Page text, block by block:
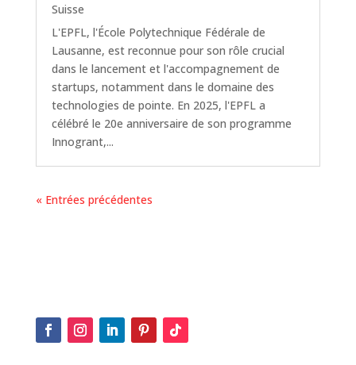
Suisse
L'EPFL, l'École Polytechnique Fédérale de
Lausanne, est reconnue pour son rôle crucial
dans le lancement et l'accompagnement de
startups, notamment dans le domaine des
technologies de pointe. En 2025, l'EPFL a
célébré le 20e anniversaire de son programme
Innogrant,...
« Entrées précédentes